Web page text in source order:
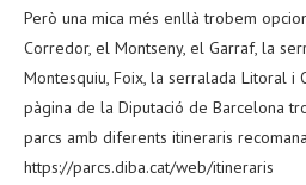
Però una mica més enllà trobem
Corredor, el Montseny, el Garraf, la
Montesquiu, Foix, la serralada Litoral i
pàgina de la Diputació de Barcelona
parcs amb diferents itineraris
https://parcs.diba.cat/web/itineraris